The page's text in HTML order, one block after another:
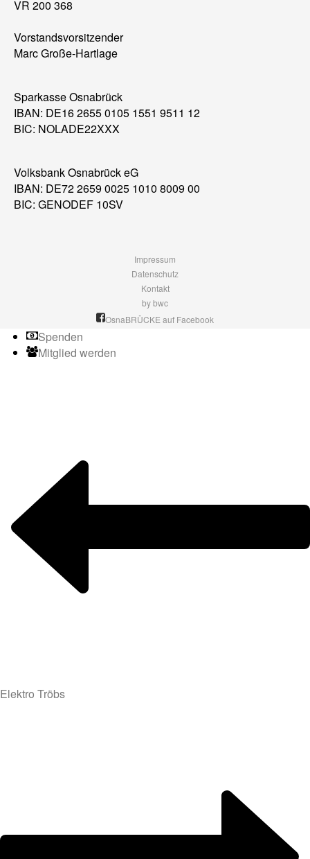
VR 200 368
Vorstandsvorsitzender
Marc Große-Hartlage
Sparkasse Osnabrück
IBAN: DE16 2655 0105 1551 9511 12
BIC: NOLADE22XXX
Volksbank Osnabrück eG
IBAN: DE72 2659 0025 1010 8009 00
BIC: GENODEF 10SV
Impressum
Datenschutz
Kontakt
by bwc
OsnaBRÜCKE auf Facebook
Spenden
Mitglied werden
Elektro Tröbs